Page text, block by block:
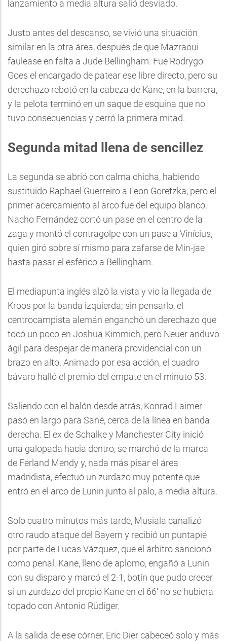
lanzamiento a media altura salió desviado.
Justo antes del descanso, se vivió una situación
similar en la otra área, después de que Mazraoui
faulease en falta a Jude Bellingham. Fue Rodrygo
Goes el encargado de patear ese libre directo, pero su
derechazo rebotó en la cabeza de Kane, en la barrera,
y la pelota terminó en un saque de esquina que no
tuvo consecuencias y cerró la primera mitad.
Segunda mitad llena de sencillez
La segunda se abrió con calma chicha, habiendo
sustituido Raphael Guerreiro a Leon Goretzka, pero el
primer acercamiento al arco fue del equipo blanco.
Nacho Fernández cortó un pase en el centro de la
zaga y montó el contragolpe con un pase a Vinícius,
quien giró sobre sí mismo para zafarse de Min-jae
hasta pasar el esférico a Bellingham.
El mediapunta inglés alzó la vista y vio la llegada de
Kroos por la banda izquierda; sin pensarlo, el
centrocampista alemán enganchó un derechazo que
tocó un poco en Joshua Kimmich, pero Neuer anduvo
ágil para despejar de manera providencial con un
brazo en alto. Animado por esa acción, el cuadro
bávaro halló el premio del empate en el minuto 53.
Saliendo con el balón desde atrás, Konrad Laimer
pasó en largo para Sané, cerca de la línea en banda
derecha. El ex de Schalke y Manchester City inició
una galopada hacia dentro, se marchó de la marca
de Ferland Mendy y, nada más pisar el área
madridista, efectuó un zurdazo muy potente que
entró en el arco de Lunin junto al palo, a media altura.
Solo cuatro minutos más tarde, Musiala canalizó
otro raudo ataque del Bayern y recibió un puntapié
por parte de Lucas Vázquez, que el árbitro sancionó
como penal. Kane, lleno de aplomo, engañó a Lunin
con su disparo y marcó el 2-1, botín que pudo crecer
si un zurdazo del propio Kane en el 66' no se hubiera
topado con Antonio Rüdiger.
A la salida de ese córner, Eric Dier cabeceó solo y más